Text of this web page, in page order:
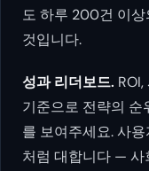
도 하루 200건 이
것입니다.
성과 리더보드.
기준으로 전략의
를 보여주세요. 사
처럼 대합니다 — 사